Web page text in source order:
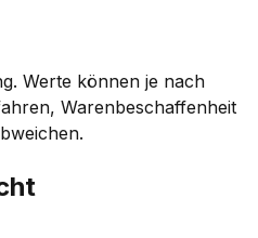
Werte können je nach
Warenbeschaffenheit